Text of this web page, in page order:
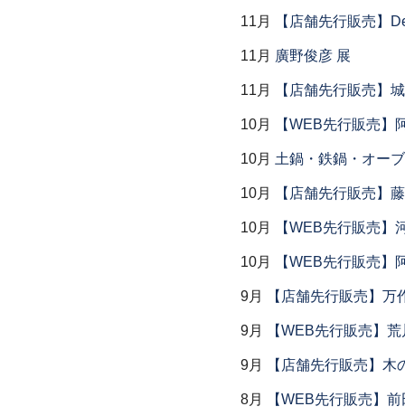
11月 【店舗先行販売】
11月 廣野俊彦 展
11月 【店舗先行販売】
10月 【WEB先行販売】
10月 土鍋・鉄鍋・オー
10月 【店舗先行販売】
10月 【WEB先行販売】
10月 【WEB先行販売】
9月 【店舗先行販売】万
9月 【WEB先行販売】
9月 【店舗先行販売】木
8月 【WEB先行販売】